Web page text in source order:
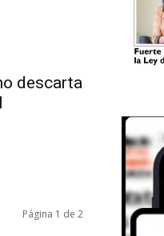
descarta
Página 1 de 2